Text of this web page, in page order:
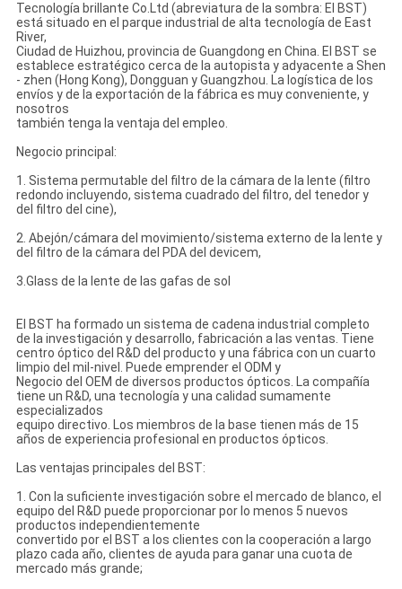
Tecnología brillante Co.Ltd (abreviatura de la sombra: El BST)
está situado en el parque industrial de alta tecnología de East
River,
Ciudad de Huizhou, provincia de Guangdong en China. El BST se
establece estratégico cerca de la autopista y adyacente a Shen
- zhen (Hong Kong), Dongguan y Guangzhou. La logística de los
envíos y de la exportación de la fábrica es muy conveniente, y
nosotros
también tenga la ventaja del empleo.
Negocio principal:
1. Sistema permutable del filtro de la cámara de la lente (filtro
redondo incluyendo, sistema cuadrado del filtro, del tenedor y
del filtro del cine),
2. Abejón/cámara del movimiento/sistema externo de la lente y
del filtro de la cámara del PDA del devicem,
3.Glass de la lente de las gafas de sol
El BST ha formado un sistema de cadena industrial completo
de la investigación y desarrollo, fabricación a las ventas. Tiene
centro óptico del R&D del producto y una fábrica con un cuarto
limpio del mil-nivel. Puede emprender el ODM y
Negocio del OEM de diversos productos ópticos. La compañía
tiene un R&D, una tecnología y una calidad sumamente
especializados
equipo directivo. Los miembros de la base tienen más de 15
años de experiencia profesional en productos ópticos.
Las ventajas principales del BST:
1. Con la suficiente investigación sobre el mercado de blanco, el
equipo del R&D puede proporcionar por lo menos 5 nuevos
productos independientemente
convertido por el BST a los clientes con la cooperación a largo
plazo cada año, clientes de ayuda para ganar una cuota de
mercado más grande;